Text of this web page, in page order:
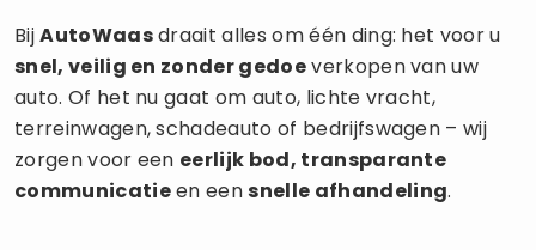
BijAutoWaasdraait alles om één ding: het voor u
snel, veilig en zonder gedoeverkopen van uw
auto. Of het nu gaat om auto, lichte vracht,
terreinwagen, schadeauto of bedrijfswagen – wij
zorgen voor een eerlijk bod, transparante
communicatieen eensnelle afhandeling.